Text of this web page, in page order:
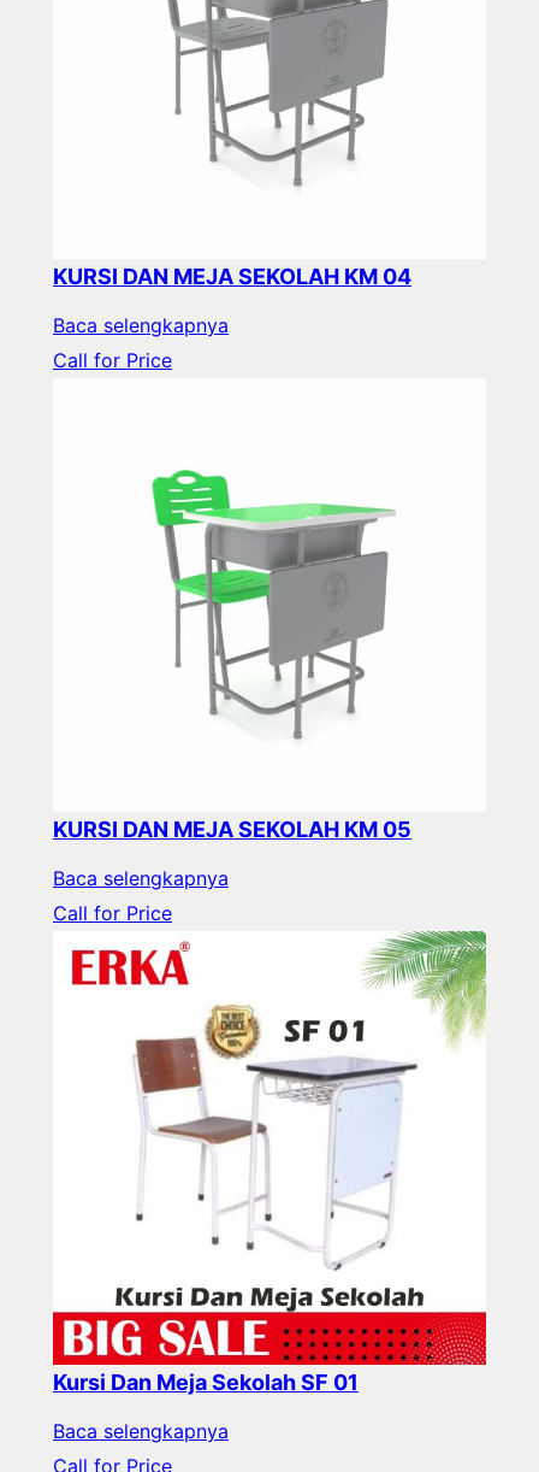
KURSI DAN MEJA SEKOLAH KM 04
Baca selengkapnya
Call for Price
KURSI DAN MEJA SEKOLAH KM 05
Baca selengkapnya
Call for Price
Kursi Dan Meja Sekolah SF 01
Baca selengkapnya
Call for Price